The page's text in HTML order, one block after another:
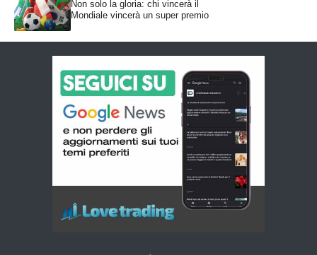
Non solo la gloria: chi vincerà il
Mondiale vincerà un super premio